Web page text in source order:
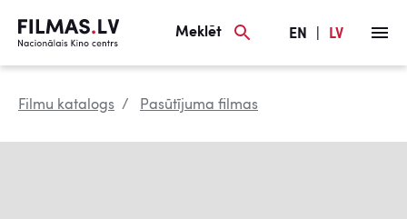
Meklēt EN LV
Filmu katalogs Pasūtījuma filmas